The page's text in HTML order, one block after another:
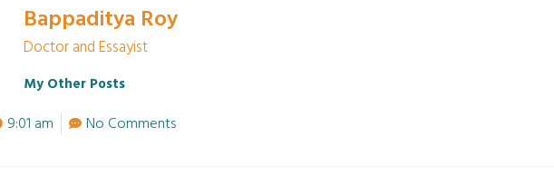
Bappaditya Roy
Doctor and Essayist
My Other Posts
9:01 am No Comments